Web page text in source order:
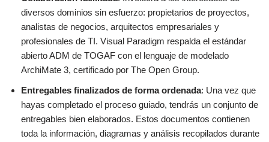
diversos dominios sin esfuerzo: propietarios de proyectos,
analistas de negocios, arquitectos empresariales y
profesionales de TI. Visual Paradigm respalda el estándar
abierto ADM de TOGAF con el lenguaje de modelado
ArchiMate 3, certificado por The Open Group.
Entregables finalizados de forma ordenada: Una vez que
hayas completado el proceso guiado, tendrás un conjunto de
entregables bien elaborados. Estos documentos contienen
toda la información, diagramas y análisis recopilados durante